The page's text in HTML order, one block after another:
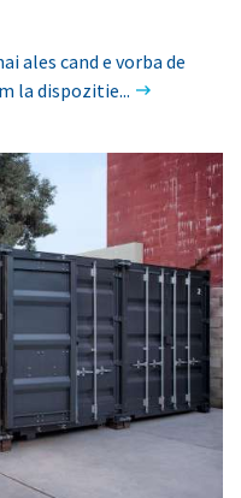
ales cand e vorba de
la dispozitie...